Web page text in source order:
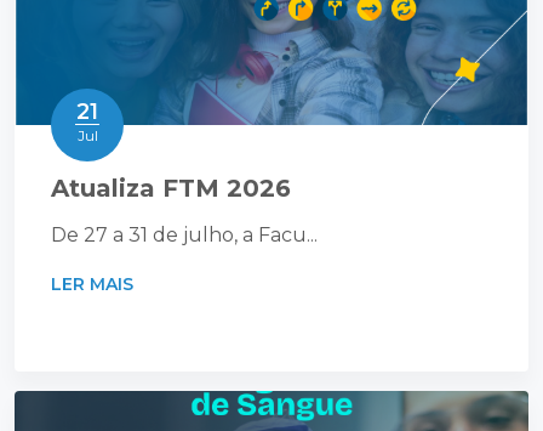
21
Jul
Atualiza FTM 2026
De 27 a 31 de julho, a Facu...
LER MAIS